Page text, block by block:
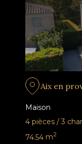
Aix en
Maison
4 pièces / 3
74.54 m2